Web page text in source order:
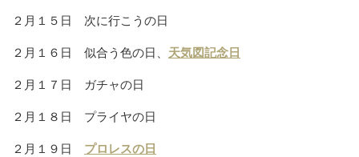
２月１５日 次に行こうの日
２月１６日 似合う色の日、 天気図記念日
２月１７日 ガチャの日
２月１８日 プライヤの日
２月１９日 プロレスの日